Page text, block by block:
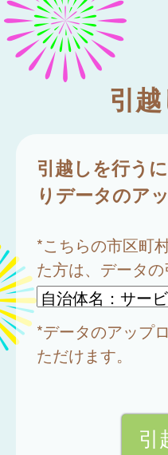
引
引越しを行う
りデータのア
*こちらの市区町
た方は、データの
*データのアップ
ただけます。